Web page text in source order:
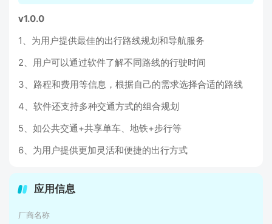
v1.0.0
1、为用户提供最佳的出行路线规划和导航服务
2、用户可以通过软件了解不同路线的行驶时间
3、路程和费用等信息，根据自己的需求选择合适的路线
4、软件还支持多种交通方式的组合规划
5、如公共交通+共享单车、地铁+步行等
6、为用户提供更加灵活和便捷的出行方式
应用信息
厂商名称